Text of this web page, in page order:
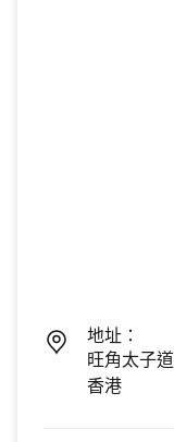
地址：
旺角太子
香港